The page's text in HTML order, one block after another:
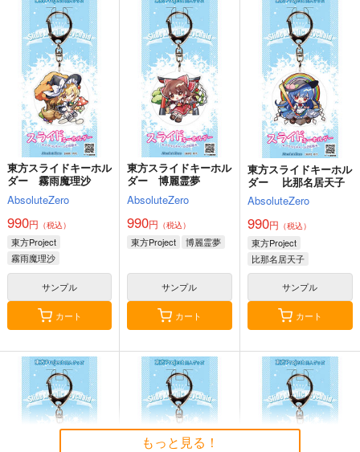
RED nankaAkanjino
OMNIBUS
ハイパーソニックソウ
3,025円（税込）
Fate/Grand Order
カルナ
アルジュナ
サンプル
カート
GGG / EVENT QUES
仕立屋D
専売 473円（税込）
Fate/Grand Order
柳生但馬守宗矩
新宿のアーチャー
レジスタンスのライダー
サンプル
カート
悪縁
ぽむ屋
770円（税込）
Fate/Grand Order
マシュ・キリエライト
リリス
サンプル
カート
人類最古と人類最後 I
壱番地
（税込）
CHALDEA SKETCH 1
CLOSET CHILD
1,481円（税込）
Fate/Grand Order ma
terial XXI
TYPE-MOON
東方スライドキーホル
ダー 霧雨魔理沙
AbsoluteZero
990円 （税込）
東方Project
霧雨魔理沙
サンプル
カート
東方スライドキーホル
ダー 博麗霊夢
AbsoluteZero
990円 （税込）
東方Project 博麗霊夢
サンプル
カート
東方スライドキーホル
ダー 比那名居天子
AbsoluteZero
990円 （税込）
東方Project
比那名居天子
サンプル
カート
もっと見る！